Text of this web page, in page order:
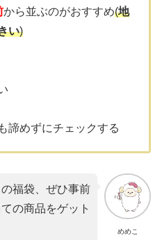
から並ぶのがおすすめ(地
い)
諦めずにチェックする
めめこ
福袋、ぜひ事前
の商品をゲット